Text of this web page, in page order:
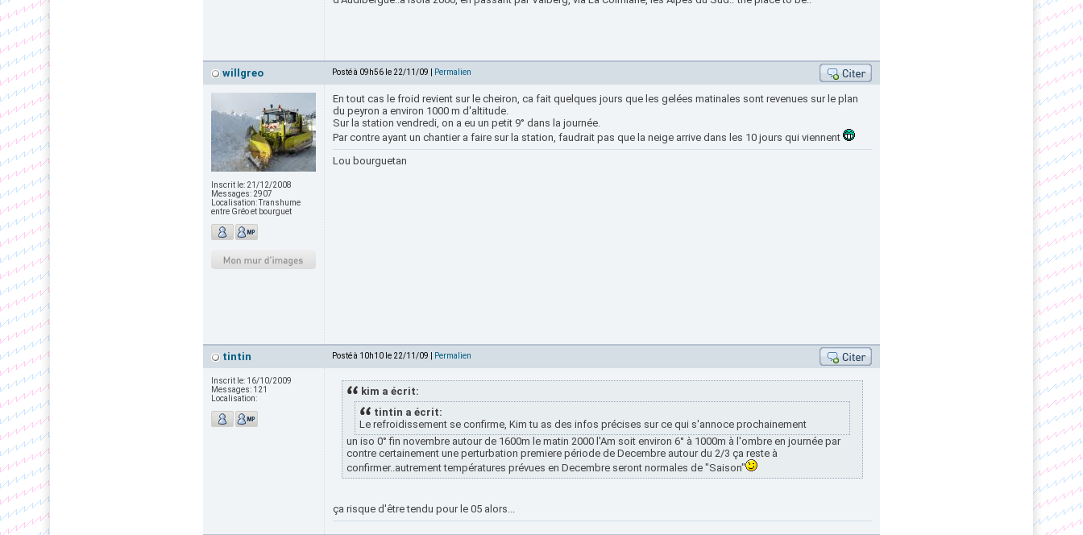
willgreo Posté à 09h56 le 22/11/09 | Permalien
Inscrit le: 21/12/2008
Messages: 2907
Localisation:Transhume
entre Gréo et bourguet
En tout cas le froid revient sur le cheiron, ca fait quelques jours que les gelées matinales sont revenues sur le plan
du peyron a environ 1000 m d'altitude.
Sur la station vendredi, on a eu un petit 9° dans la journée.
Par contre ayant un chantier a faire sur la station, faudrait pas que la neige arrive dans les 10 jours qui viennent
Lou bourguetan
tintin Posté à 10h10 le 22/11/09 | Permalien
Inscrit le: 16/10/2009
Messages: 121
Localisation:
kim a écrit:
tintin a écrit:
Le refroidissement se confirme, Kim tu as des infos précises sur ce qui s'annoce prochainement
un iso 0° fin novembre autour de 1600m le matin 2000 l'Am soit environ 6° à 1000m à l'ombre en journée par
contre certainement une perturbation premiere période de Decembre autour du 2/3 ça reste à
confirmer..autrement températures prévues en Decembre seront normales de "Saison"
ça risque d'être tendu pour le 05 alors...